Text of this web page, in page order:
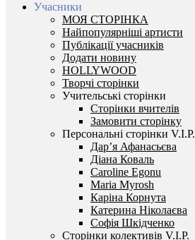
Учасники
МОЯ СТОРІНКА
Найпопулярніші артисти
Публікації учасників
Додати новину
HOLLYWOOD
Творчі сторінки
Учительські сторінки
Сторінки вчителів
Замовити сторінку
Персональні сторінки V.I.P.
Дар’я Афанасьєва
Діана Коваль
Caroline Egonu
Maria Myrosh
Каріна Корнута
Катерина Ніколаєва
Софія Шкідченко
Сторінки колективів V.I.P.